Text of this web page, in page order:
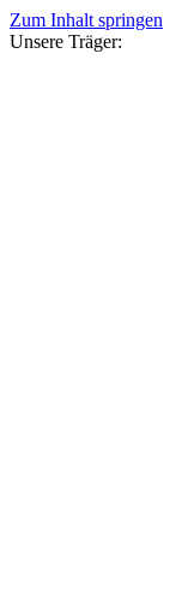
Zum Inhalt springen
Unsere Träger: